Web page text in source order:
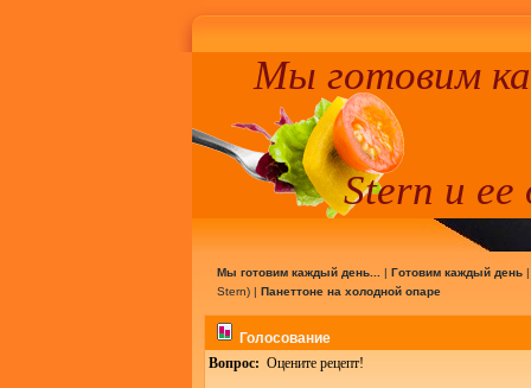
Мы готовим
Stern и ее
Мы готовим каждый день... | Готовим каждый день
Stern) | Панеттоне на холодной опаре
Голосование
Вопрос: Оцените рецепт!